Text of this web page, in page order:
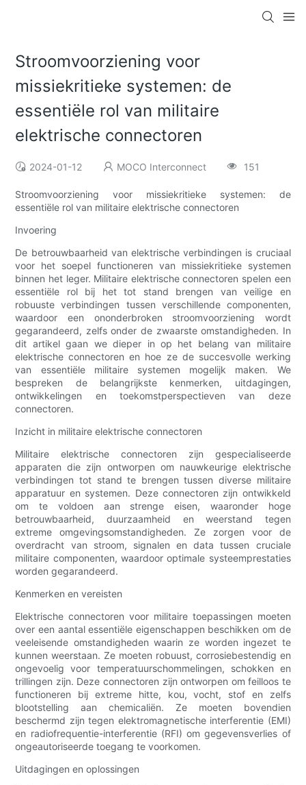
Stroomvoorziening voor
missiekritieke systemen: de
essentiële rol van militaire
elektrische connectoren
2024-01-12 MOCO Interconnect 151
Stroomvoorziening voor missiekritieke systemen: de
essentiële rol van militaire elektrische connectoren
Invoering
De betrouwbaarheid van elektrische verbindingen is cruciaal
voor het soepel functioneren van missiekritieke systemen
binnen het leger. Militaire elektrische connectoren spelen een
essentiële rol bij het tot stand brengen van veilige en
robuuste verbindingen tussen verschillende componenten,
waardoor een ononderbroken stroomvoorziening wordt
gegarandeerd, zelfs onder de zwaarste omstandigheden. In
dit artikel gaan we dieper in op het belang van militaire
elektrische connectoren en hoe ze de succesvolle werking
van essentiële militaire systemen mogelijk maken. We
bespreken de belangrijkste kenmerken, uitdagingen,
ontwikkelingen en toekomstperspectieven van deze
connectoren.
Inzicht in militaire elektrische connectoren
Militaire elektrische connectoren zijn gespecialiseerde
apparaten die zijn ontworpen om nauwkeurige elektrische
verbindingen tot stand te brengen tussen diverse militaire
apparatuur en systemen. Deze connectoren zijn ontwikkeld
om te voldoen aan strenge eisen, waaronder hoge
betrouwbaarheid, duurzaamheid en weerstand tegen
extreme omgevingsomstandigheden. Ze zorgen voor de
overdracht van stroom, signalen en data tussen cruciale
militaire componenten, waardoor optimale systeemprestaties
worden gegarandeerd.
Kenmerken en vereisten
Elektrische connectoren voor militaire toepassingen moeten
over een aantal essentiële eigenschappen beschikken om de
veeleisende omstandigheden waarin ze worden ingezet te
kunnen weerstaan. Ze moeten robuust, corrosiebestendig en
ongevoelig voor temperatuurschommelingen, schokken en
trillingen zijn. Deze connectoren zijn ontworpen om feilloos te
functioneren bij extreme hitte, kou, vocht, stof en zelfs
blootstelling aan chemicaliën. Ze moeten bovendien
beschermd zijn tegen elektromagnetische interferentie (EMI)
en radiofrequentie-interferentie (RFI) om gegevensverlies of
ongeautoriseerde toegang te voorkomen.
Uitdagingen en oplossingen